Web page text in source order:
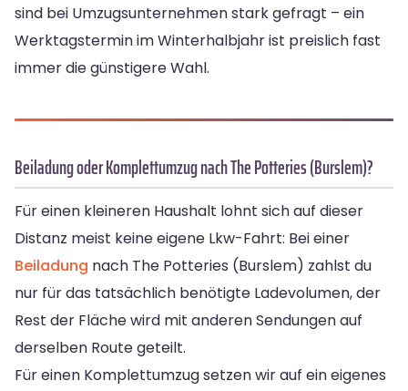
sind bei Umzugsunternehmen stark gefragt – ein
Werktagstermin im Winterhalbjahr ist preislich fast
immer die günstigere Wahl.
Beiladung oder Komplettumzug nach The Potteries (Burslem)?
Für einen kleineren Haushalt lohnt sich auf dieser
Distanz meist keine eigene Lkw-Fahrt: Bei einer
Beiladung nach The Potteries (Burslem) zahlst du
nur für das tatsächlich benötigte Ladevolumen, der
Rest der Fläche wird mit anderen Sendungen auf
derselben Route geteilt.
Für einen Komplettumzug setzen wir auf ein eigenes